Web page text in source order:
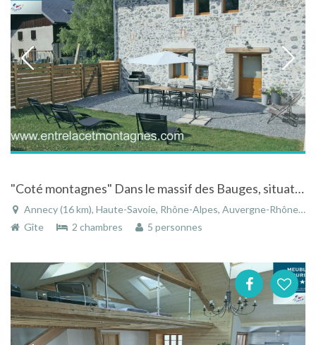
"Coté montagnes" Dans le massif des Bauges, situation idéale entre le lac d'Annecy et les montagnes
Annecy (16 km), Haute-Savoie, Rhône-Alpes, Auvergne-Rhône-Alpes, France
Gîte
2 chambres 5 personnes